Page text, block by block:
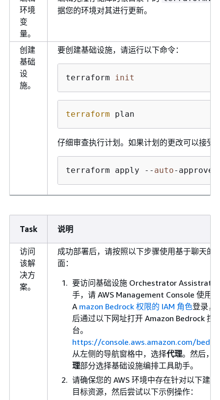
环境
变
量。
据您的环境对其进行更新。
创建
基础
设
施。
要创建基础设施，请运行以下命令：
terraform init
terraform plan
仔细审查执行计划。如果计划的更改可以接受
terraform apply -- auto-approve
Task 说明
访问
该解
决方
案。
成功部署后，请按照以下步骤使用基于聊天的
面：
要访问基础设施 Orchestrator
手，请 AWS Management Console 使用
A mazon Bedrock 权限的 IAM 角色登录，
后通过以下网址打开 Amazon Bedrock 控
台。
https://console.aws.amazon.com/
从左侧的导航窗格中，选择代理。然后，
理部分选择基础设施编排工具助手。
请确保您的 AWS 环境中存在针对以下建议
目标资源，然后尝试以下示例操作：